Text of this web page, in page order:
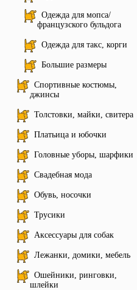
Одежда для мопса/
французского бульдога
Одежда для такс, корги
Большие размеры
Спортивные костюмы,
джинсы
Толстовки, майки, свитера
Платьица и юбочки
Головные уборы, шарфики
Свадебная мода
Обувь, носочки
Трусики
Аксессуары для собак
Лежанки, домики, мебель
Ошейники, ринговки,
шлейки